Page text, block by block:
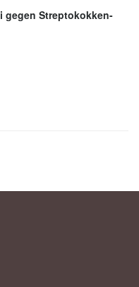
gegen Streptokokken-